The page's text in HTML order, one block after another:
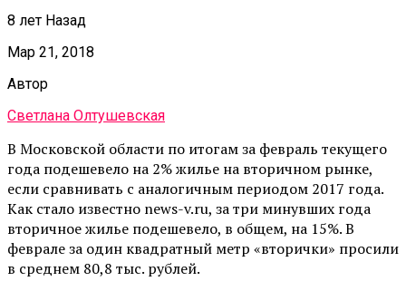
8 лет Назад
Мар 21, 2018
Автор
Светлана Олтушевская
В Московской области по итогам за февраль текущего
года подешевело на 2% жилье на вторичном рынке,
если сравнивать с аналогичным периодом 2017 года.
Как стало известно news-v.ru, за три минувших года
вторичное жилье подешевело, в общем, на 15%. В
феврале за один квадратный метр «вторички» просили
в среднем 80,8 тыс. рублей.